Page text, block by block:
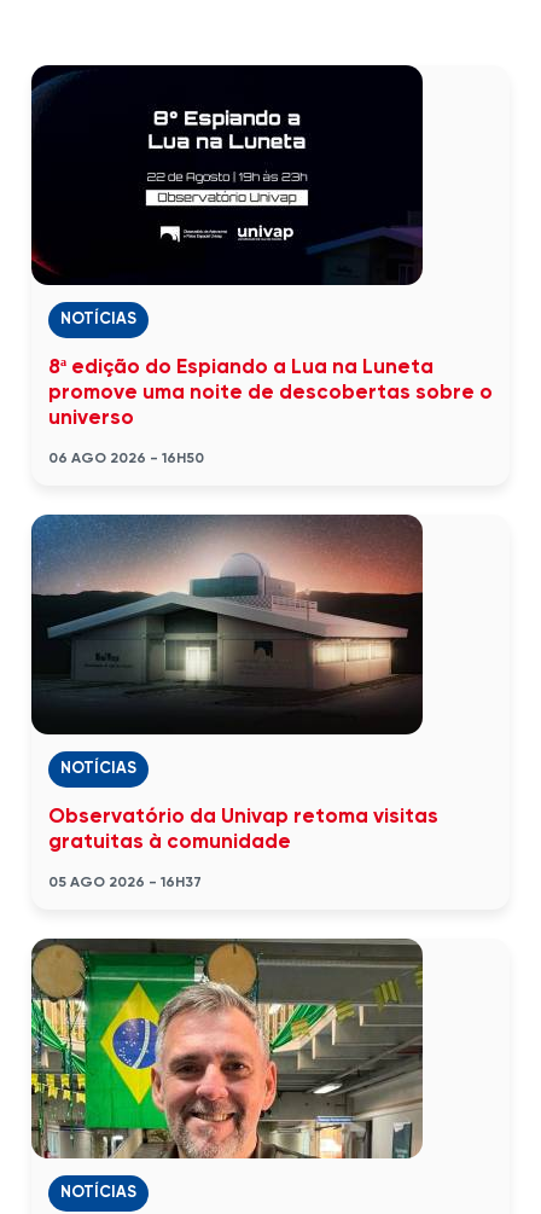
NOTÍCIAS
8ª edição do Espiando a Lua na Luneta
promove uma noite de descobertas sobre o
universo
06 AGO 2026 - 16H50
NOTÍCIAS
Observatório da Univap retoma visitas
gratuitas à comunidade
05 AGO 2026 - 16H37
NOTÍCIAS